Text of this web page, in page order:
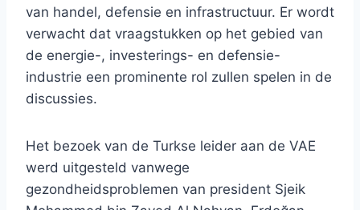
van handel, defensie en infrastructuur. Er wordt
verwacht dat vraagstukken op het gebied van
de energie-, investerings- en defensie-
industrie een prominente rol zullen spelen in de
discussies.
Het bezoek van de Turkse leider aan de VAE
werd uitgesteld vanwege
gezondheidsproblemen van president Sjeik